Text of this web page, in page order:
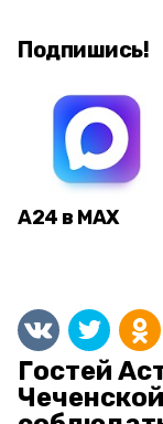
Подпишись!
А24 в MAX
Гостей